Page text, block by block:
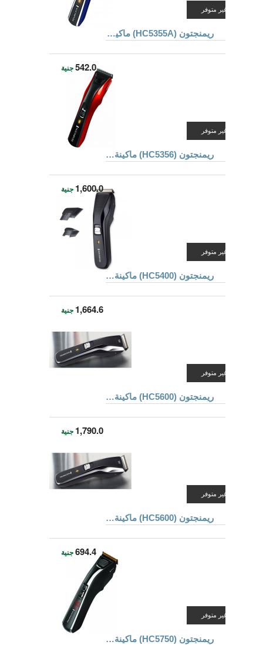
غير متوفر
ريمنجتون (HC5355A) ماكينة قص الشعر
غير متوفر
542.0جنية
ريمنجتون (HC5356) ماكينة قص الشعر
غير متوفر
1,600.0 جنية
ريمنجتون (HC5400) ماكينة قص الشعر
غير متوفر
1,664.6 جنية
ريمنجتون (HC5600) ماكينة قص الشعر
غير متوفر
1,790.0 جنية
ريمنجتون (HC5600) ماكينة قص الشعر
غير متوفر
694.4جنية
ريمنجتون (HC5750) ماكينة قص الشعر